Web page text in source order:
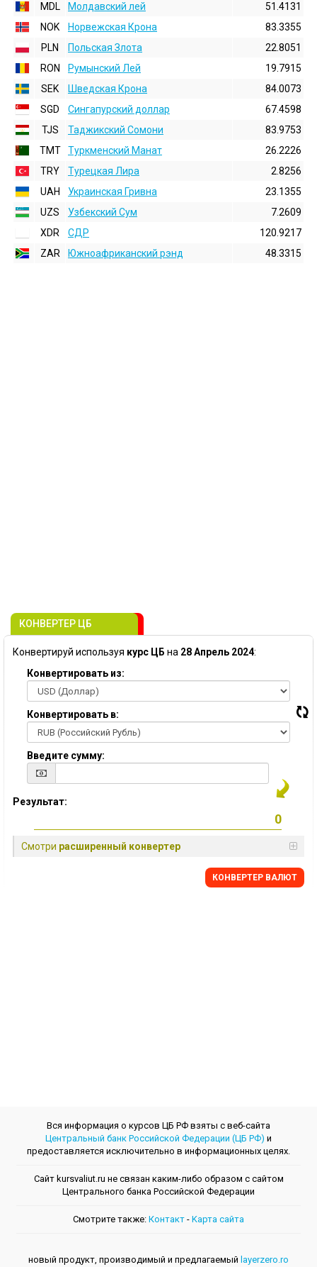
MDL
Молдавский лей
51.4131
NOK
Норвежская Крона
83.3355
PLN
Польская Злота
22.8051
RON
Румынский Лей
19.7915
SEK
Шведская Крона
84.0073
SGD
Сингапурский доллар
67.4598
TJS
Таджикский Сомони
83.9753
TMT
Туркменский Манат
26.2226
TRY
Турецкая Лира
2.8256
UAH
Украинская Гривна
23.1355
UZS
Узбекский Сум
7.2609
XDR
СДР
120.9217
ZAR
Южноафриканский рэнд 48.3315
КОНВЕРТЕР ЦБ
Конвертируй используя курс ЦБ на 28 Апрель 2024:
Конвертировать из:
Конвертировать в:
Введите сумму:
Результат:
Смотри расширенный конвертер
КОНВЕРТЕР ВАЛЮТ
Вся информация о курсов ЦБ РФ взяты с веб-сайта
Центральный банк Российской Федерации (ЦБ РФ) и
предоставляется исключительно в информационных целях.
Сайт kursvaliut.ru не связан каким-либо образом с сайтом
Центрального банкa Российской Федерации
Смотрите также: Контакт - Kарта сайта
новый продукт, производимый и предлагаемый layerzero.ro